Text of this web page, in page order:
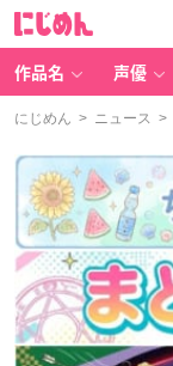
作品名 声優
にじめん > ニュース >